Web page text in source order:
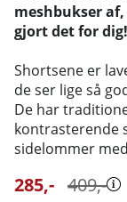
meshbukser af,
gjort det for dig!
Shortsene er
de ser lige så
De har
kontrasterende
sidelommer
409,-
285,-